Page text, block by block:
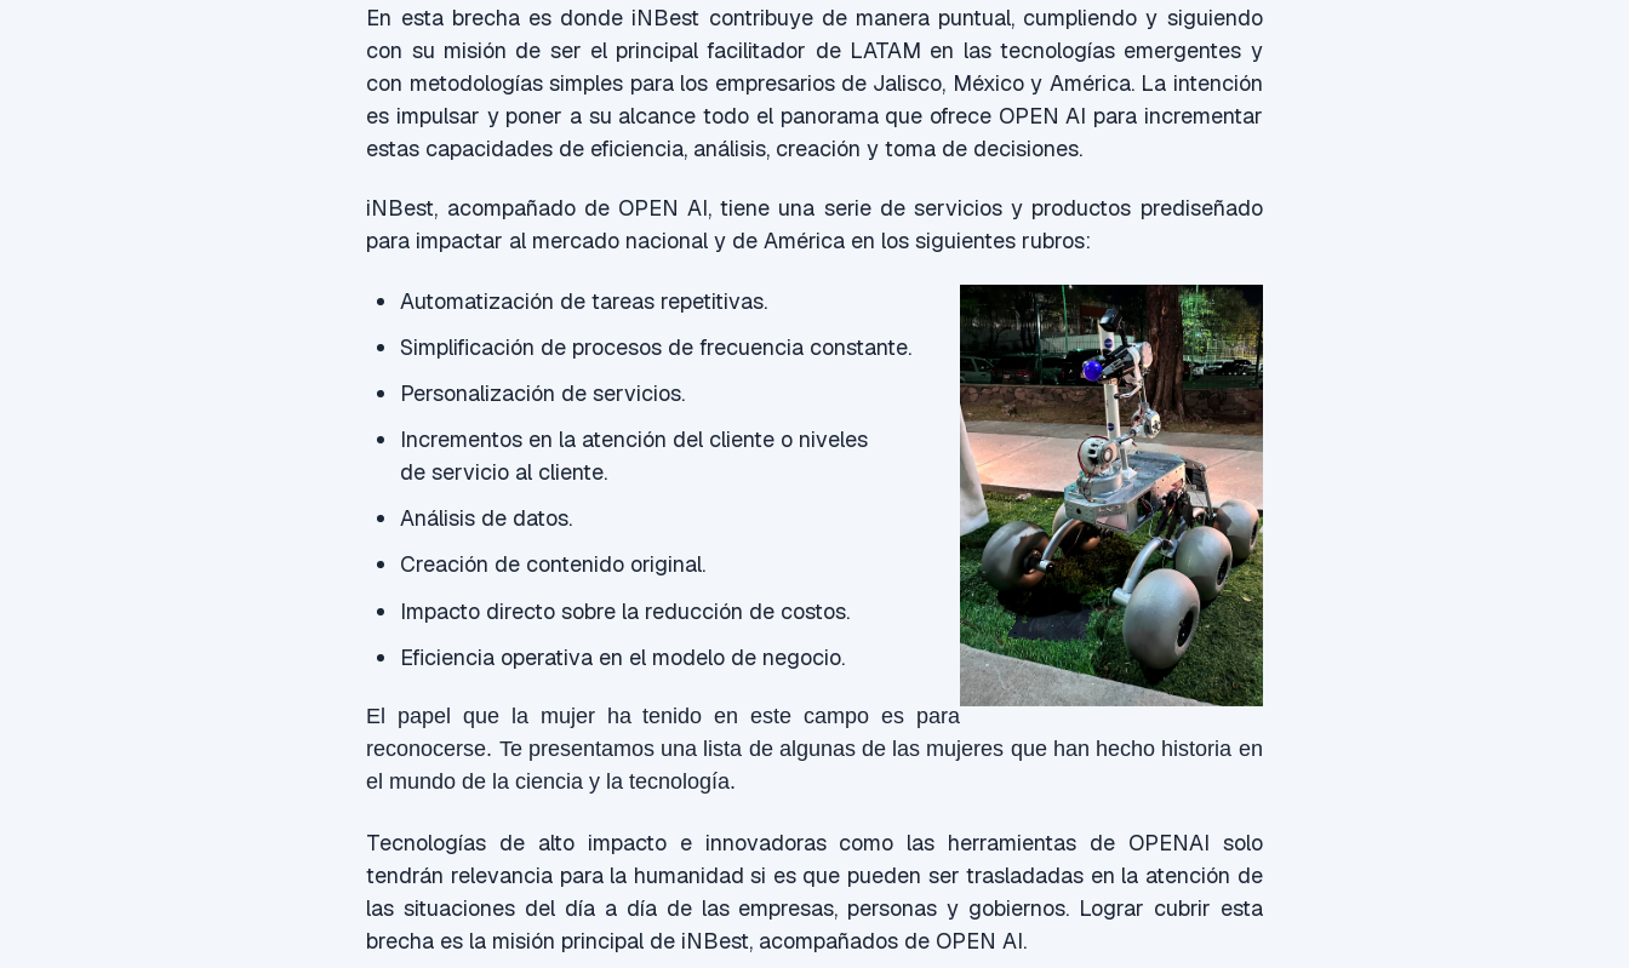
En esta brecha es donde iNBest contribuye de manera puntual, cumpliendo y siguiendo
con su misión de ser el principal facilitador de LATAM en las tecnologías emergentes y
con metodologías simples para los empresarios de Jalisco, México y América. La intención
es impulsar y poner a su alcance todo el panorama que ofrece OPEN AI para incrementar
estas capacidades de eficiencia, análisis, creación y toma de decisiones.
iNBest, acompañado de OPEN AI, tiene una serie de servicios y productos prediseñado
para impactar al mercado nacional y de América en los siguientes rubros:
Automatización de tareas repetitivas.
Simplificación de procesos de frecuencia constante.
Personalización de servicios.
Incrementos en la atención del cliente o niveles
de servicio al cliente.
Análisis de datos.
Creación de contenido original.
Impacto directo sobre la reducción de costos.
Eficiencia operativa en el modelo de negocio.
El papel que la mujer ha tenido en este campo es para
reconocerse. Te presentamos una lista de algunas de las mujeres que han hecho historia en
el mundo de la ciencia y la tecnología.
Tecnologías de alto impacto e innovadoras como las herramientas de OPENAI solo
tendrán relevancia para la humanidad si es que pueden ser trasladadas en la atención de
las situaciones del día a día de las empresas, personas y gobiernos. Lograr cubrir esta
brecha es la misión principal de iNBest, acompañados de OPEN AI.